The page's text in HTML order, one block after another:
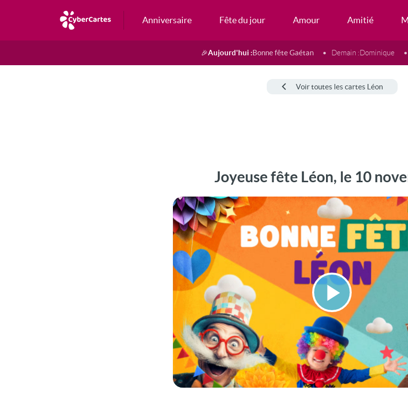
Anniversaire Fête du jour Amour Amitié
🎉Aujourd'hui :Bonne fête Gaétan Demain :Dominique
Voir toutes les cartes Léon
Joyeuse fête Léon, le 10
Lire
la
vidéo